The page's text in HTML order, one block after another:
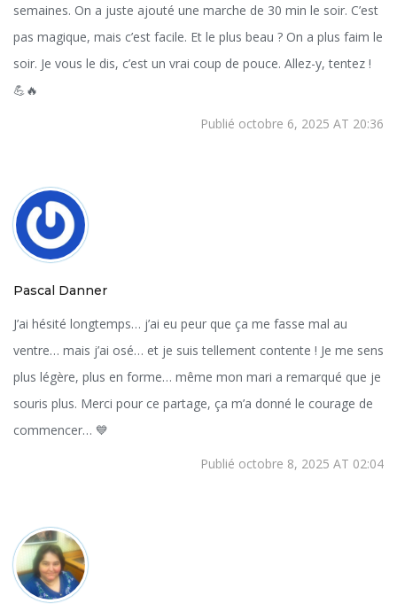
semaines. On a juste ajouté une marche de 30 min le soir. C’est
pas magique, mais c’est facile. Et le plus beau ? On a plus faim le
soir. Je vous le dis, c’est un vrai coup de pouce. Allez-y, tentez !
💪🔥
Publié octobre 6, 2025 AT 20:36
Pascal Danner
J’ai hésité longtemps… j’ai eu peur que ça me fasse mal au
ventre… mais j’ai osé… et je suis tellement contente ! Je me sens
plus légère, plus en forme… même mon mari a remarqué que je
souris plus. Merci pour ce partage, ça m’a donné le courage de
commencer… 💙
Publié octobre 8, 2025 AT 02:04